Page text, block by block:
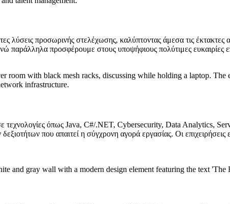
λύσεις προσωρινής στελέχωσης, καλύπτοντας άμεσα τις
παράλληλα προσφέρουμε στους υποψήφιους πολύτιμες ευκαιρίες
τεχνολογίες όπως Java, C#/.NET, Cybersecurity, Data Analytics,
που απαιτεί η σύγχρονη αγορά εργασίας. Οι